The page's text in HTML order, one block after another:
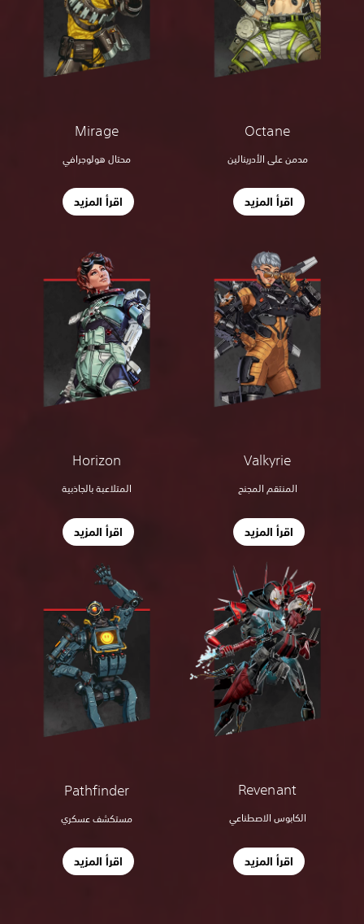
Mirage
محتال هولوجرافي
اقرأ المزيد
Octane
مدمن على الأدرينالين
اقرأ المزيد
Horizon
المتلاعبة بالجاذبية
اقرأ المزيد
Valkyrie
المنتقم المجنح
اقرأ المزيد
Pathfinder
مستكشف عسكري
اقرأ المزيد
Revenant
الكابوس الاصطناعي
اقرأ المزيد